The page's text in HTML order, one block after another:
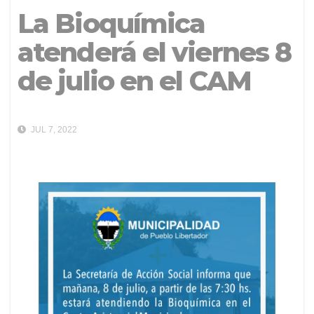
La Bioquímica
atenderá el viernes 8
de julio en el CAM
JUL 7, 2022